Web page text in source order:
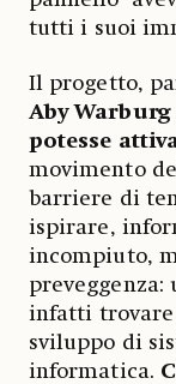
tutti i suoi
Il progetto,
Aby
potesse
movimento
barriere di
ispirare,
incompiuto,
preveggenza:
infatti trovare
sviluppo di
informatica.